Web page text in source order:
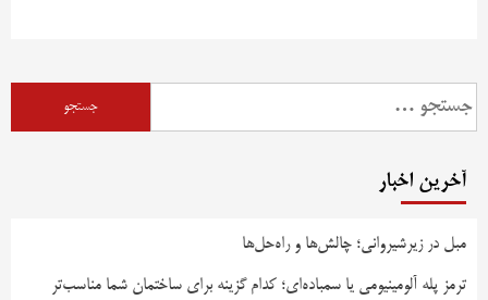
آخرین اخبار
مبل در زیرشیروانی؛ چالش‌ها و راه‌حل‌ها
ترمز پله آلومینیومی یا سمباده‌ای؛ کدام گزینه برای ساختمان شما مناسب‌تر